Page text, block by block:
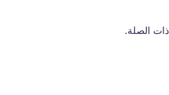
الصلة.